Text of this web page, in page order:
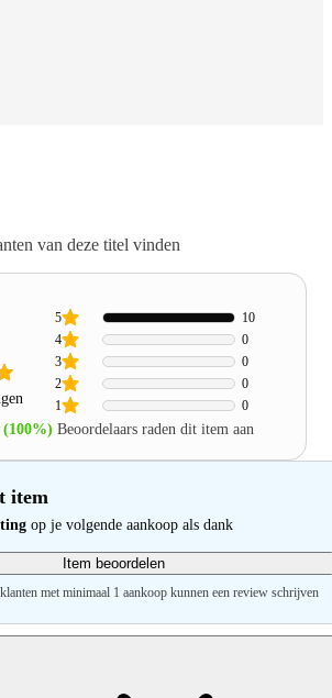
van deze titel vinden
1 0
2 0
3 0
4 0
5 10
(100%) Beoordelaars raden dit item aan
item
op je volgende aankoop als dank
Item beoordelen
met minimaal 1 aankoop kunnen een review schrijven